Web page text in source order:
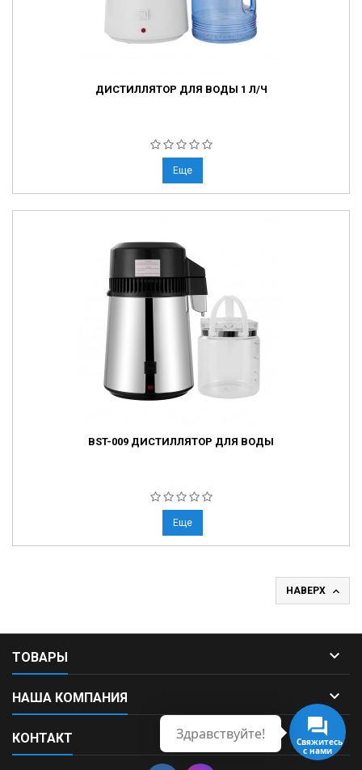
ДИСТИЛЛЯТОР ДЛЯ ВОДЫ 1 Л/Ч
Еще
BST-009 ДИСТИЛЛЯТОР ДЛЯ ВОДЫ
Еще
НАВЕРХ 
ТОВАРЫ 
НАША КОМПАНИЯ 
КОНТАКТ 
Здравствуйте!